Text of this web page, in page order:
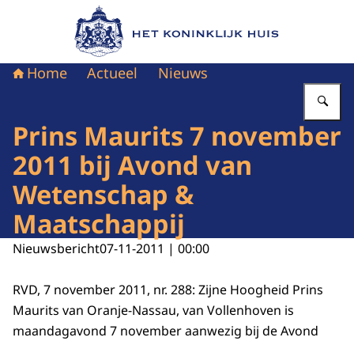
Naar de homepage van Het Koninklijk Huis
Home Actueel Nieuws
Prins Maurits 7 november
2011 bij Avond van
Wetenschap &
Maatschappij
Nieuwsbericht07-11-2011 | 00:00
RVD, 7 november 2011, nr. 288: Zijne Hoogheid Prins
Maurits van Oranje-Nassau, van Vollenhoven is
maandagavond 7 november aanwezig bij de Avond